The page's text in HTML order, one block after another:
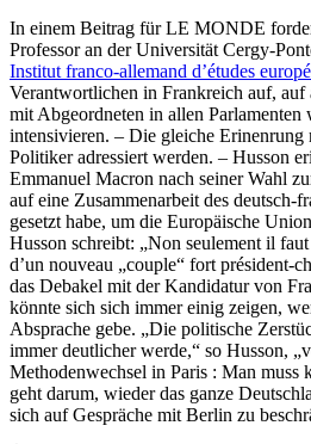
In einem Beitrag für LE MONDE
Professor an der Universität Cergy-
Institut franco-allemand d’études
Verantwortlichen in Frankreich auf,
mit Abgeordneten in allen Parlamenten
intensivieren. – Die gleiche Erinenrung
Politiker adressiert werden. – Husson
Emmanuel Macron nach seiner Wahl
auf eine Zusammenarbeit des deutsch-
gesetzt habe, um die Europäische
Husson schreibt: „Non seulement il
d’un nouveau „couple“ fort président-
das Debakel mit der Kandidatur von
könnte sich sich immer einig zeigen,
Absprache gebe. „Die politische
immer deutlicher werde,“ so Husson,
Methodenwechsel in Paris : Man muss
geht darum, wieder das ganze
sich auf Gespräche mit Berlin zu